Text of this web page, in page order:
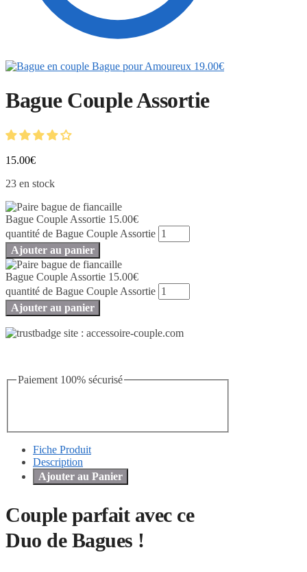
Bague pour Amoureux 19.00€
Bague Couple Assortie
15.00€
23 en stock
Bague Couple Assortie 15.00€
quantité de Bague Couple Assortie
Ajouter au panier
Bague Couple Assortie 15.00€
quantité de Bague Couple Assortie
Ajouter au panier
Paiement 100% sécurisé
Fiche Produit
Description
Ajouter au Panier
Couple parfait avec ce
Duo de Bagues !